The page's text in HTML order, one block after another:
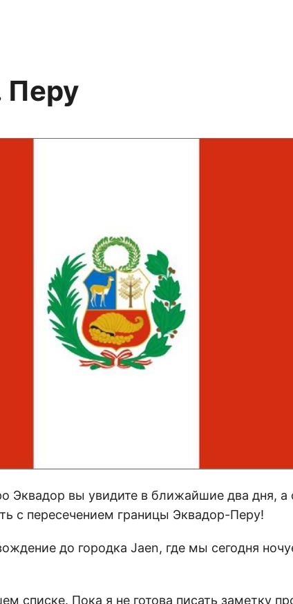
Перу
Эквадор вы увидите в ближайшие два дня, а
с пересечением границы Эквадор-Перу!
до городка Jaen, где мы сегодня
списке. Пока я не готова писать заметку